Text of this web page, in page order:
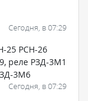
Сегодня, в 07:29
25 РСН-26
реле РЗД-3М1
3М6
Сегодня, в 07:29